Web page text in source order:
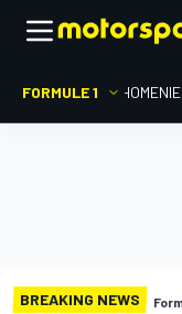
FORMULE 1 HOME
BREAKING NEWS